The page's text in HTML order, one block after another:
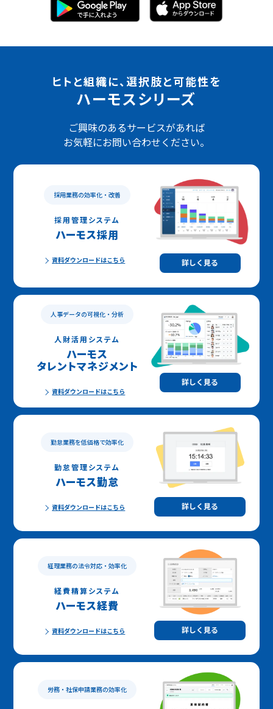
ヒトと組織に、選択肢と可能性を
ハーモスシリーズ
ご興味のあるサービスがあれば
お気軽にお問い合わせください。
採用業務の効率化・改善
採用管理システム
ハーモス採用
資料ダウンロードはこちら 詳しく見る
人事データの可視化・分析
人財活用システム
ハーモス
タレントマネジメント
資料ダウンロードはこちら
詳しく見る
勤怠業務を低価格で効率化
勤怠管理システム
ハーモス勤怠
資料ダウンロードはこちら 詳しく見る
経理業務の法令対応・効率化
経費精算システム
ハーモス経費
資料ダウンロードはこちら 詳しく見る
労務・社保申請業務の効率化